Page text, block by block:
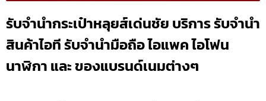
รับจำนำกระเป๋าหลุยส์เด่นชัย บริการ รับจำนำ
สินค้าไอที รับจำนำมือถือ ไอแพค ไอโฟน
นาฬิกา และ ของแบรนด์เนมต่างๆ